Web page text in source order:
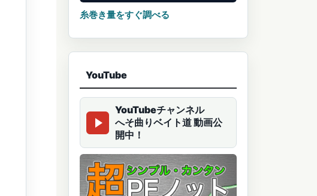
糸巻き量をすぐ調べる
YouTube
YouTubeチャンネル
へそ曲りベイト道 動画公
開中！